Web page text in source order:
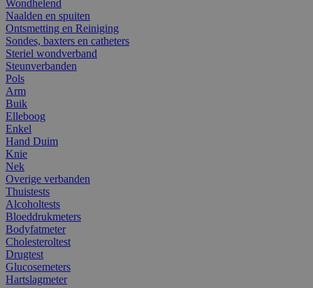
Wondhelend
Naalden en spuiten
Ontsmetting en Reiniging
Sondes, baxters en catheters
Steriel wondverband
Steunverbanden
Pols
Arm
Buik
Elleboog
Enkel
Hand Duim
Knie
Nek
Overige verbanden
Thuistests
Alcoholtests
Bloeddrukmeters
Bodyfatmeter
Cholesteroltest
Drugtest
Glucosemeters
Hartslagmeter